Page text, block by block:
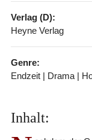
Verlag (D):
Heyne Verlag
Genre:
Endzeit | Drama |
Inhalt: